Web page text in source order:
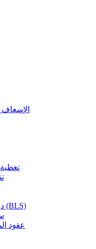
دورات الإنعاش القلبي الرئوي (BLS)
عقود